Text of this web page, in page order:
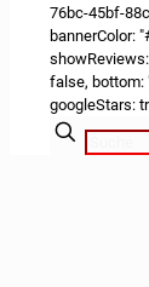
76bc-45bf-
bannerColor:
false, bottom:
googleStars: